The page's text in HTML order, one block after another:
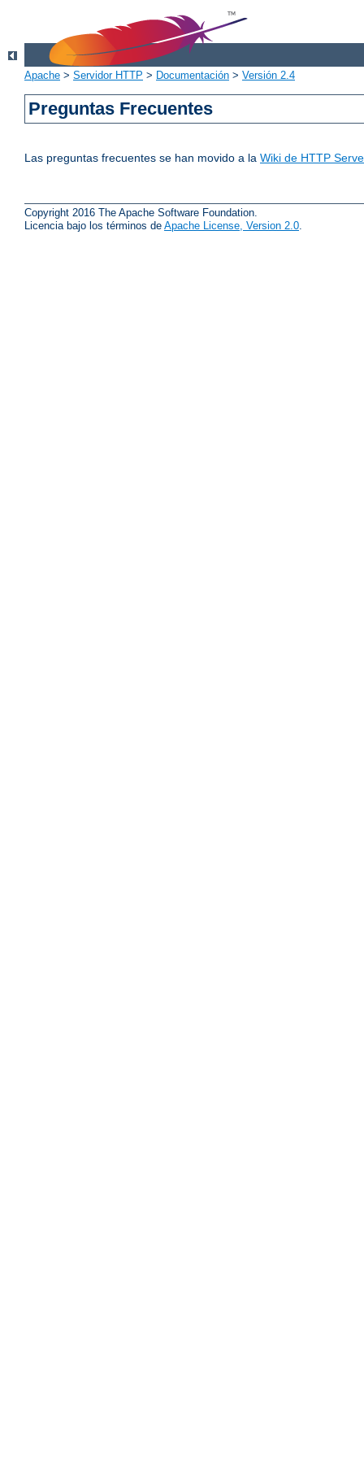
Apache > Servidor HTTP > Documentación > Versión 2.4
Preguntas Frecuentes
Las preguntas frecuentes se han movido a la Wiki de HTTP
Copyright 2016 The Apache Software Foundation.
Licencia bajo los términos de Apache License, Version 2.0